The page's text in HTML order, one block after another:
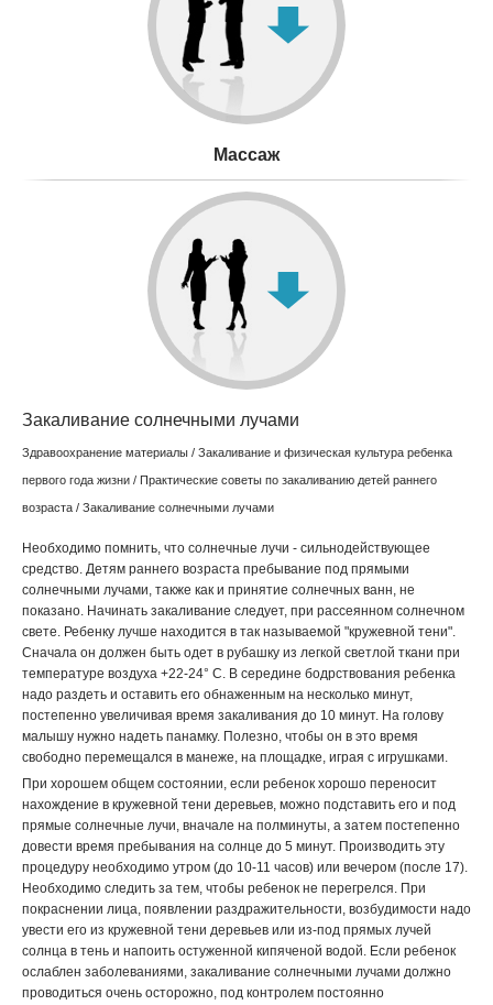
Mассаж
Закаливание солнечными лучами
Здравоохранение материалы / Закаливание и физическая культура ребенка
первого года жизни / Практические советы по закаливанию детей раннего
возраста / Закаливание солнечными лучами
Необходимо помнить, что солнечные лучи - сильнодействующее
средство. Детям раннего возраста пребывание под прямыми
солнечными лучами, также как и принятие солнечных ванн, не
показано. Начинать закаливание следует, при рассеянном солнечном
свете. Ребенку лучше находится в так называемой "кружевной тени".
Сначала он должен быть одет в рубашку из легкой светлой ткани при
температуре воздуха +22-24° С. В середине бодрствования ребенка
надо раздеть и оставить его обнаженным на несколько минут,
постепенно увеличивая время закаливания до 10 минут. На голову
малышу нужно надеть панамку. Полезно, чтобы он в это время
свободно перемещался в манеже, на площадке, играя с игрушками.
При хорошем общем состоянии, если ребенок хорошо переносит
нахождение в кружевной тени деревьев, можно подставить его и под
прямые солнечные лучи, вначале на полминуты, а затем постепенно
довести время пребывания на солнце до 5 минут. Производить эту
процедуру необходимо утром (до 10-11 часов) или вечером (после 17).
Необходимо следить за тем, чтобы ребенок не перегрелся. При
покраснении лица, появлении раздражительности, возбудимости надо
увести его из кружевной тени деревьев или из-под прямых лучей
солнца в тень и напоить остуженной кипяченой водой. Если ребенок
ослаблен заболеваниями, закаливание солнечными лучами должно
проводиться очень осторожно, под контролем постоянно